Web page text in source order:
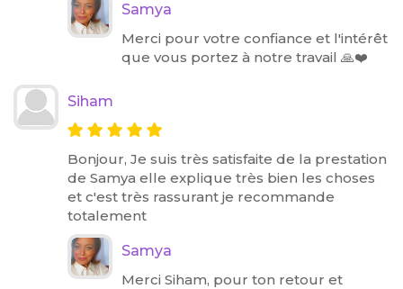
Samya
Merci pour votre confiance et l'intérêt
que vous portez à notre travail 🙏❤️
Siham
Bonjour, Je suis très satisfaite de la prestation
de Samya elle explique très bien les choses
et c'est très rassurant je recommande
totalement
Samya
Merci Siham, pour ton retour et